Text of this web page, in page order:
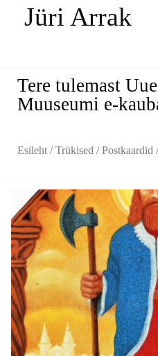
Jüri Arrak
Tere tulemast
Muuseumi e-
Esileht /Trükised /Postkaardid